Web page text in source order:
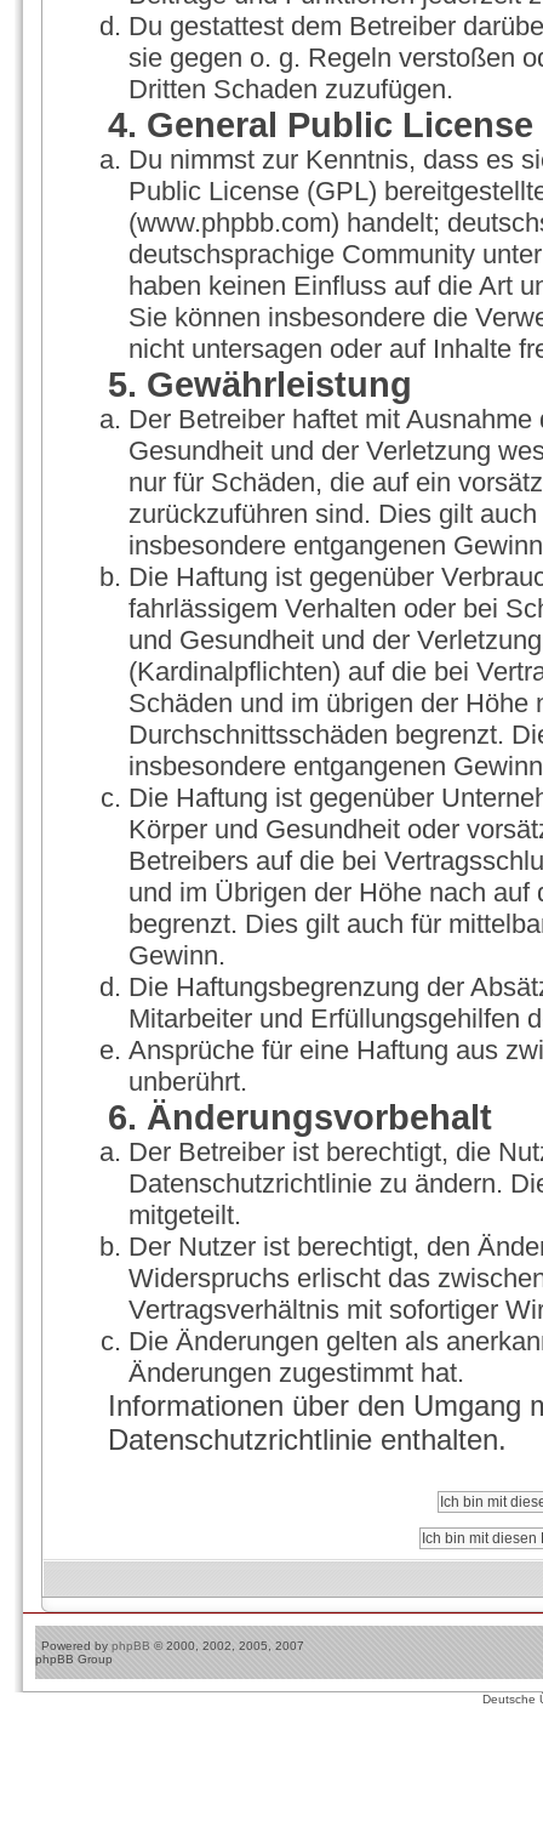
Du gestattest dem Betreiber
sie gegen o. g. Regeln verstoßen
Dritten Schaden zuzufügen.
4. General Public License
Du nimmst zur Kenntnis, dass es
Public License (GPL)
(www.phpbb.com) handelt;
deutschsprachige Community
haben keinen Einfluss auf die Art
Sie können insbesondere die
nicht untersagen oder auf Inhalte
5. Gewährleistung
Der Betreiber haftet mit
Gesundheit und der Verletzung
nur für Schäden, die auf ein
zurückzuführen sind. Dies gilt
insbesondere entgangenen
Die Haftung ist gegenüber
fahrlässigem Verhalten oder bei
und Gesundheit und der
(Kardinalpflichten) auf die bei
Schäden und im übrigen der Höhe
Durchschnittsschäden begrenzt.
insbesondere entgangenen
Die Haftung ist gegenüber
Körper und Gesundheit oder
Betreibers auf die bei
und im Übrigen der Höhe nach
begrenzt. Dies gilt auch für
Gewinn.
Die Haftungsbegrenzung der
Mitarbeiter und Erfüllungsgehilfen
Ansprüche für eine Haftung aus
unberührt.
6. Änderungsvorbehalt
Der Betreiber ist berechtigt, die
Datenschutzrichtlinie zu ändern.
mitgeteilt.
Der Nutzer ist berechtigt, den
Widerspruchs erlischt das
Vertragsverhältnis mit sofortiger
Die Änderungen gelten als
Änderungen zugestimmt hat.
Informationen über den Umgang
Datenschutzrichtlinie enthalten.
Powered by phpBB © 2000, 2002, 2005, 2007
phpBB Group
Deutsche